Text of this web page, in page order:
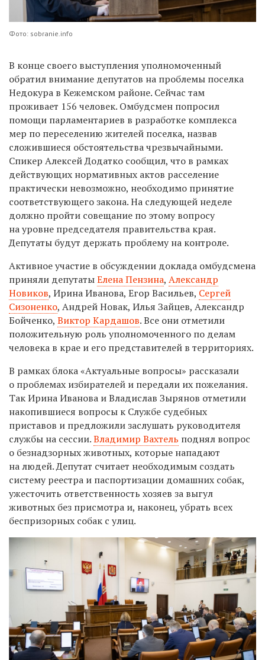
Фото: sobranie.info
В конце своего выступления уполномоченный
обратил внимание депутатов на проблемы поселка
Недокура в Кежемском районе. Сейчас там
проживает 156 человек. Омбудсмен попросил
помощи парламентариев в разработке комплекса
мер по переселению жителей поселка, назвав
сложившиеся обстоятельства чрезвычайными.
Спикер Алексей Додатко сообщил, что в рамках
действующих нормативных актов расселение
практически невозможно, необходимо принятие
соответствующего закона. На следующей неделе
должно пройти совещание по этому вопросу
на уровне председателя правительства края.
Депутаты будут держать проблему на контроле.
Активное участие в обсуждении доклада омбудсмена
приняли депутатыЕлена Пензина, Александр
Новиков, Ирина Иванова, Егор Васильев, Сергей
Сизоненко, Андрей Новак, Илья Зайцев, Александр
Бойченко, Виктор Кардашов. Все они отметили
положительную роль уполномоченного по делам
человека в крае и его представителей в территориях.
В рамках блока «Актуальные вопросы» рассказали
о проблемах избирателей и передали их пожелания.
Так Ирина Иванова и Владислав Зырянов отметили
накопившиеся вопросы к Службе судебных
приставов и предложили заслушать руководителя
службы на сессии.Владимир Вахтель поднял вопрос
о безнадзорных животных, которые нападают
на людей. Депутат считает необходимым создать
систему реестра и паспортизации домашних собак,
ужесточить ответственность хозяев за выгул
животных без присмотра и, наконец, убрать всех
беспризорных собак с улиц.